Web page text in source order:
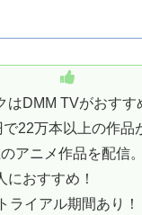
はDMM TVがおすす
で22万本以上の作品
のアニメ作品を配信
におすすめ！
ライアル期間あり！